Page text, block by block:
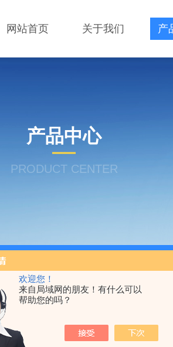
欢迎您！
来自局域网的朋友！有什么可以
帮助您的吗？
网站首页 关于我们 产
产品中心
PRODUCT CENTER